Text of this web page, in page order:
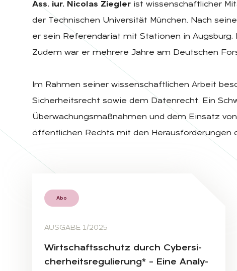
Ass. iur. Nicolas Ziegler ist wissenschaftlicher
der Technischen Universität München. Nach
er sein Referendariat mit Stationen in
Zudem war er mehrere Jahre am Deutschen
Im Rahmen seiner wissenschaftlichen Arbeit
Sicherheitsrecht sowie dem Datenrecht. Ein
Überwachungsmaßnahmen und dem Einsatz
öffentlichen Rechts mit den Herausforderungen
Abo
AUSGABE 1/2025
Wirt­schafts­schutz durch Cy­ber­si­
cher­heits­re­gu­lie­rung* – Eine Ana­ly­